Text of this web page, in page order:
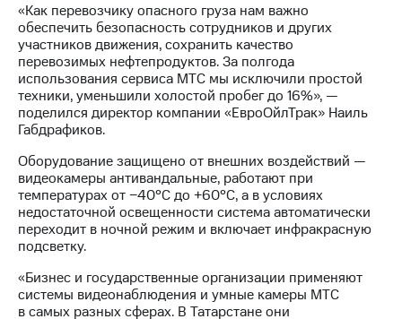
Информация
акционерам
Документы
ПАО
"МТС"
Собрания
акционеров
Личный
акционера
Акционерный
капитал
Контроль
и
аудит
Рынок
акций
«Как перевозчику опасного груза нам важно
обеспечить безопасность сотрудников и других
участников движения, сохранить качество
перевозимых нефтепродуктов. За полгода
использования сервиса МТС мы исключили простой
техники, уменьшили холостой пробег до 16%», —
поделился директор компании «ЕвроОйлТрак» Наиль
Габдрафиков.
Оборудование защищено от внешних воздействий —
видеокамеры антивандальные, работают при
температурах от −40°С до +60°С, а в условиях
недостаточной освещенности система автоматически
переходит в ночной режим и включает инфракрасную
подсветку.
«Бизнес и государственные организации применяют
системы видеонаблюдения и умные камеры МТС
в самых разных сферах. В Татарстане они